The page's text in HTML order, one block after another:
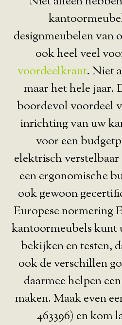
designmeubelen van
ook heel veel
voordeelkrant. Niet
maar het hele jaar.
boordevol voordeel
inrichting van uw
voor een
elektrisch
een ergonomische
ook gewoon
Europese normering
kantoormeubels kunt
bekijken en testen,
ook de verschillen
daarmee helpen
maken. Maak even
463396) en kom